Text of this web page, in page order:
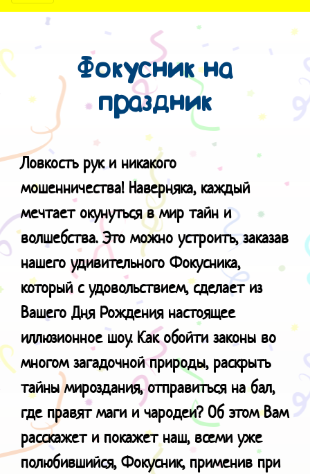
Фокусник на
праздник
Ловкость рук и никакого
мошенничества! Наверняка, каждый
мечтает окунуться в мир тайн и
волшебства. Это можно устроить, заказав
нашего удивительного Фокусника,
который с удовольствием, сделает из
Вашего Дня Рождения настоящее
иллюзионное шоу. Как обойти законы во
многом загадочной природы, раскрыть
тайны мироздания, отправиться на бал,
где правят маги и чародеи? Об этом Вам
расскажет и покажет наш, всеми уже
полюбившийся, Фокусник, применив при